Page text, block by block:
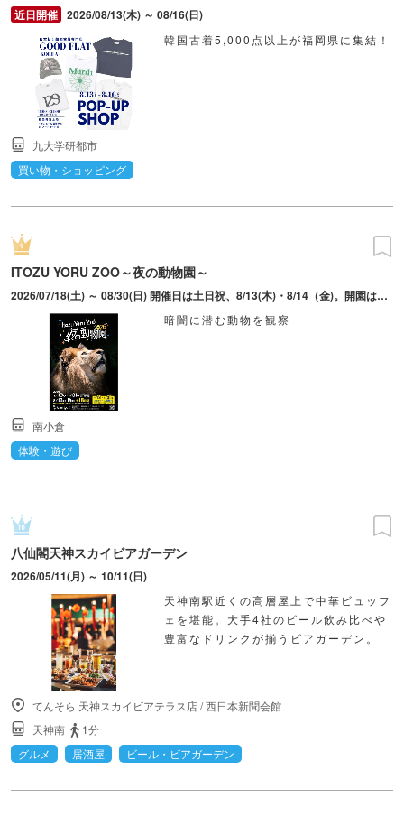
2026/08/13(木) ～ 08/16(日)
韓国古着5,000点以上が福岡県に集結！
九大学研都市
買い物・ショッピング
ITOZU YORU ZOO～夜の動物園～
2026/07/18(土) ～ 08/30(日) 開催日は土日祝、8/13(木)・8/14（金)。開園は10時、入園は20時まで。
暗闇に潜む動物を観察
南小倉
体験・遊び
八仙閣天神スカイビアガーデン
2026/05/11(月) ～ 10/11(日)
天神南駅近くの高層屋上で中華ビュッフ
ェを堪能。大手4社のビール飲み比べや
豊富なドリンクが揃うビアガーデン。
てんそら 天神スカイビアテラス店/西日本新聞会館
天神南
1分
グルメ
居酒屋 ビール・ビアガーデン